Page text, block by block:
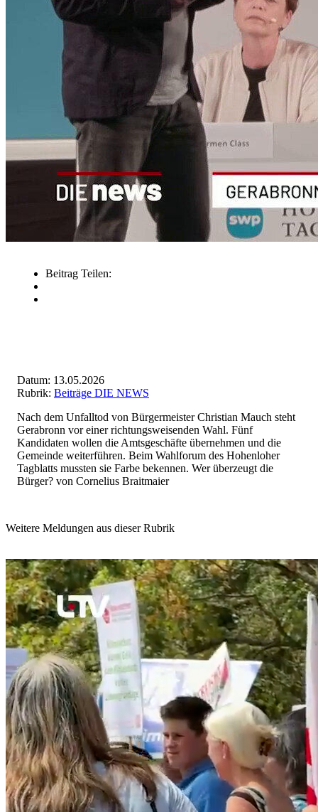
Beitrag Teilen:
Datum: 13.05.2026
Rubrik: Beiträge DIE NEWS
Nach dem Unfalltod von Bürgermeister Christian Mauch steht
Gerabronn vor einer richtungsweisenden Wahl. Fünf
Kandidaten wollen die Amtsgeschäfte übernehmen und die
Gemeinde weiterführen. Beim Wahlforum des Hohenloher
Tagblatts mussten sie Farbe bekennen. Wer überzeugt die
Bürger? von Cornelius Braitmaier
Weitere Meldungen aus dieser Rubrik